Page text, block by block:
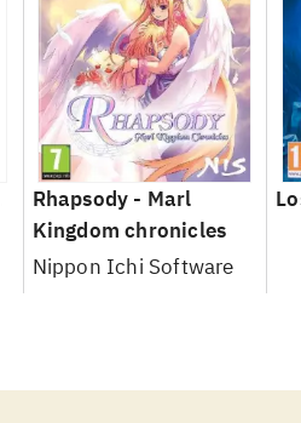
Rhapsody - Marl
Kingdom chronicles
Nippon Ichi Software